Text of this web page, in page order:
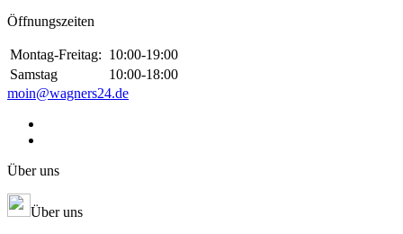
Öffnungszeiten
Montag-Freitag: 10:00-19:00
Samstag
10:00-18:00
moin@wagners24.de
Über uns
Über uns